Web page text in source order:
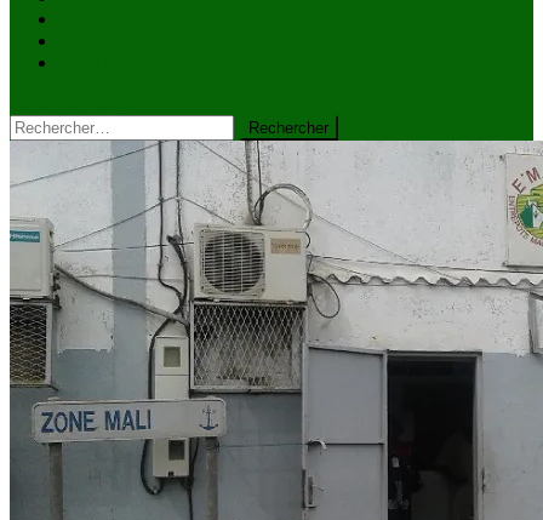
Rechercher :